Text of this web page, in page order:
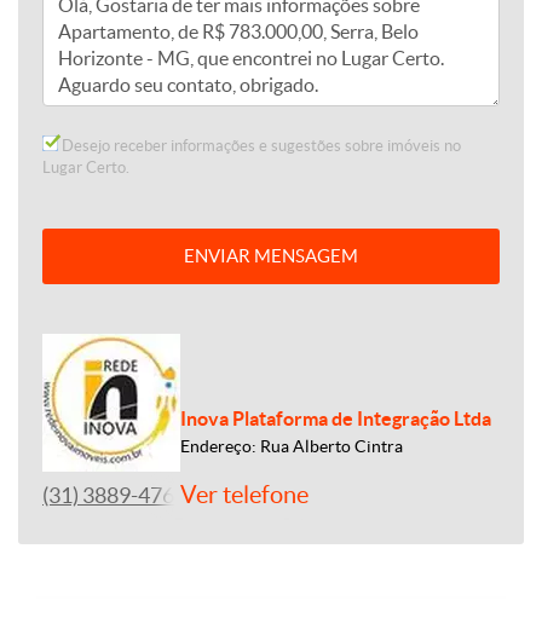
Desejo receber informações e sugestões sobre imóveis no
Lugar Certo.
ENVIAR MENSAGEM
Inova Plataforma de Integração Ltda
Endereço: Rua Alberto Cintra
(31) 3889-4765Ver telefone